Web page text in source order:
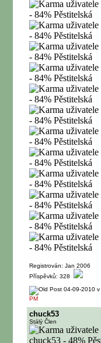
Registrován: Jan 2006
Příspěvků: 328
04-09-2010 v
PM
chuck53
Stálý Člen